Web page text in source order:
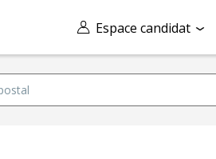
Espace candidat